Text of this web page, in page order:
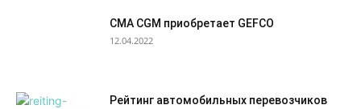
CMA CGM приобретает GEFCO
12.04.2022
Рейтинг автомобильных перевозчиков